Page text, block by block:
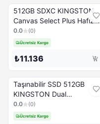
512GB SDXC KINGSTON
Canvas Select Plus Hafıza
Kartı SDS3/512GB
0.0 (0)
Ücretsiz Kargo
₺11.136
Taşınabilir SSD 512GB
KINGSTON Dual
SPSD/512GB kırmızı/siyah
0.0 (0)
Ücretsiz Kargo